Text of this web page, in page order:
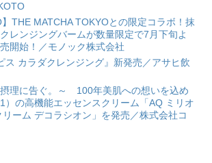
】THE MATCHA TOKYOとの限定コラボ！抹
レンジングバームが数量限定で7月下旬よ
開始！／モノック株式会社
ス カラダクレンジング』新発売／アサヒ飲
摂理に告ぐ。～ 100年美肌への想いを込め
の高機能エッセンスクリーム「AQ ミリオ
ーム デコラシオン」を発売／株式会社コ